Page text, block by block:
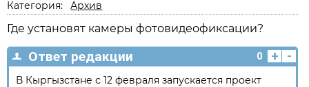
Категория: Архив
Где установят камеры фотовидеофиксации?
Ответ редакции 0 + -
В Кыргызстане с 12 февраля запускается проект